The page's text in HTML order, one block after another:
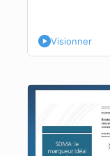
Visionner